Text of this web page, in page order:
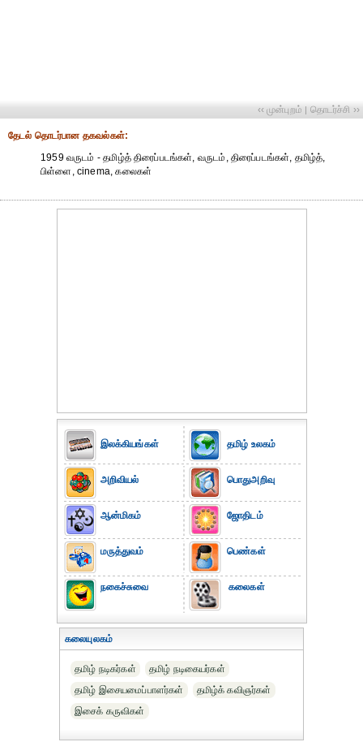
‹‹ முன்புறம் | தொடர்ச்சி ››
தேட‌ல் தொட‌ர்பான தகவ‌ல்க‌ள்:
1959 வருடம் - தமிழ்த் திரைப்படங்கள், வருடம், திரைப்படங்கள், தமிழ்த்,
பிள்ளை, cinema, கலைகள்
இலக்கியங்கள்
அறிவியல்
ஆன்மிகம்
மருத்துவம்
நகைச்சுவை
தமிழ் உலகம்
பொதுஅறிவு
ஜோதிடம்
பெண்கள்
கலைகள்
கலையுலகம்
தமிழ் நடிகர்கள்
தமிழ் நடிகையர்கள்
தமிழ் இசையமைப்பாளர்கள்
தமிழ்க் கவிஞர்கள்
இசைக் கருவிகள்